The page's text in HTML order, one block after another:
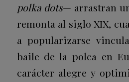
polka dots— arrastran
remonta al siglo XIX,
a popularizarse
baile de la polca en
carácter alegre y